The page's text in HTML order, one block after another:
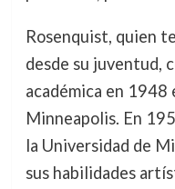
Rosenquist, quien
desde su juventud,
académica en 1948
Minneapolis. En
la Universidad de
sus habilidades